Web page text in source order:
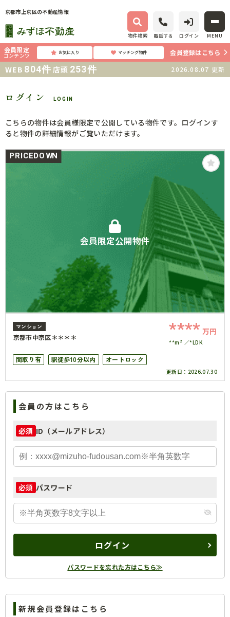
京都市上京区の不動産情報
物件検索 電話する ログイン MENU
会員限定
コンテンツ お気に入り マッチング物件 会員登録はこちら
WEB 804件 店頭 253件 2026.08.07 更新
ログイン LOGIN
こちらの物件は会員様限定で公開している物件です。ログインす
ると物件の詳細情報がご覧いただけます。
会員限定公開物件
PRICEDOWN
マンション
京都市中京区＊＊＊＊ **** 万円
**m² *LDK
間取り有 駅徒歩10分以内 オートロック
更新日： 2026.07.30
会員の方はこちら
必須 ID（メールアドレス）
必須 パスワード
ログイン
パスワードを忘れた方はこちら≫
新規会員登録はこちら